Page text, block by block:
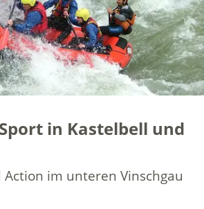
in Kastelbell und
im unteren Vinschgau